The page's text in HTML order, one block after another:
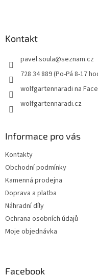
Kontakt
pavel.soula@seznam.cz
728 34 889 (Po-Pá 8-17
wolfgartennaradi na
wolfgartennaradi.cz
Informace pro vás
Kontakty
Obchodní podmínky
Kamenná prodejna
Doprava a platba
Náhradní díly
Ochrana osobních údajů
Moje objednávka
Facebook